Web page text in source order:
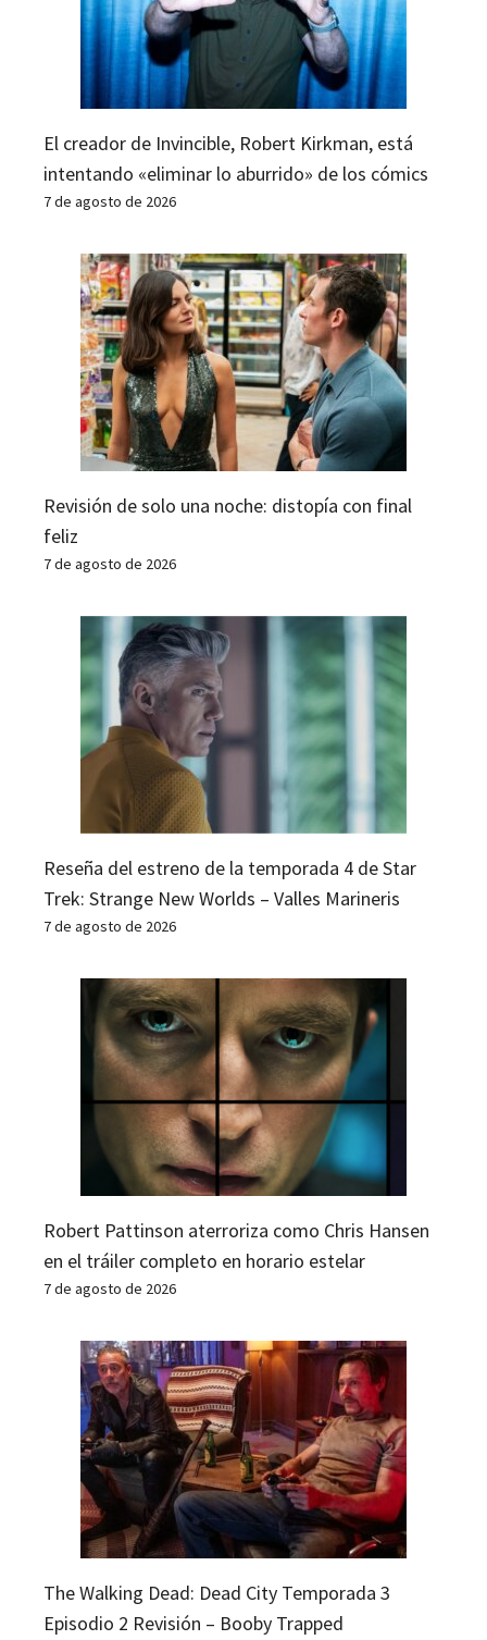
El creador de Invincible, Robert Kirkman, está
intentando «eliminar lo aburrido» de los cómics
7 de agosto de 2026
Revisión de solo una noche: distopía con final
feliz
7 de agosto de 2026
Reseña del estreno de la temporada 4 de Star
Trek: Strange New Worlds – Valles Marineris
7 de agosto de 2026
Robert Pattinson aterroriza como Chris Hansen
en el tráiler completo en horario estelar
7 de agosto de 2026
The Walking Dead: Dead City Temporada 3
Episodio 2 Revisión – Booby Trapped